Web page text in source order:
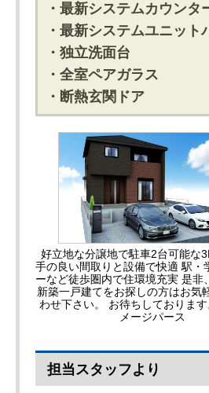
・最新システムカウンタ
・最新システムユニット
・独立洗面台
・全室ペアガラス
・断熱玄関ドア
好立地な分譲地で駐車2台可能な
手の良い間取りと設備で快適 駅・
ーなど徒歩圏内で住環境充実 是非
新築一戸建てをお探しの方はお気
わせ下さい。 お待ちしておりま
メージパース
担当スタッフより